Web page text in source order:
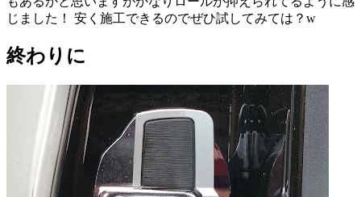
じました！ 安く施工できるのでぜひ試してみては？w
終わりに